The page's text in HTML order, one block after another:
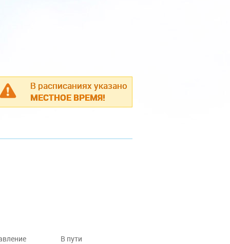
В расписаниях указано
МЕСТНОЕ ВРЕМЯ!
В пути